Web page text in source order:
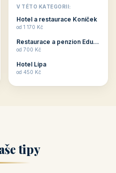
objekty, které mají
zkušenosti pořádat i
menší firemní akce a
ob...
V TÉTO KATEGORII:
Hotel a restaurace Koníček
od 1 170 Kč
Restaurace a penzion Eduard
od 700 Kč
Hotel Lípa
od 450 Kč
tipy